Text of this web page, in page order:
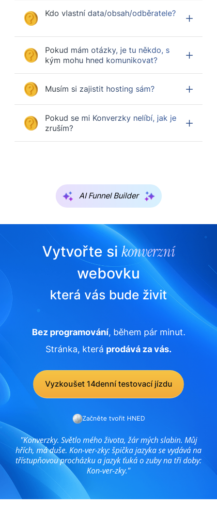
Kdo vlastní data/obsah/odběratele?
Pokud mám otázky, je tu někdo, s
kým mohu hned komunikovat?
Musím si zajistit hosting sám?
Pokud se mi Konverzky nelíbí, jak je
zruším?
AI Funnel Builder
Vytvořte si konverzní
webovku
která vás bude živit
Bez programování, během pár minut.
Stránka, která prodává za vás.
Vyzkoušet 14denní testovací jízdu
Začněte tvořit HNED
"Konverzky. Světlo mého života, žár mých slabin. Můj
hřích, má duše. Kon-ver-zky: špička jazyka se vydává na
třístupňovou procházku a jazyk ťuká o zuby na tři doby:
Kon-ver-zky."